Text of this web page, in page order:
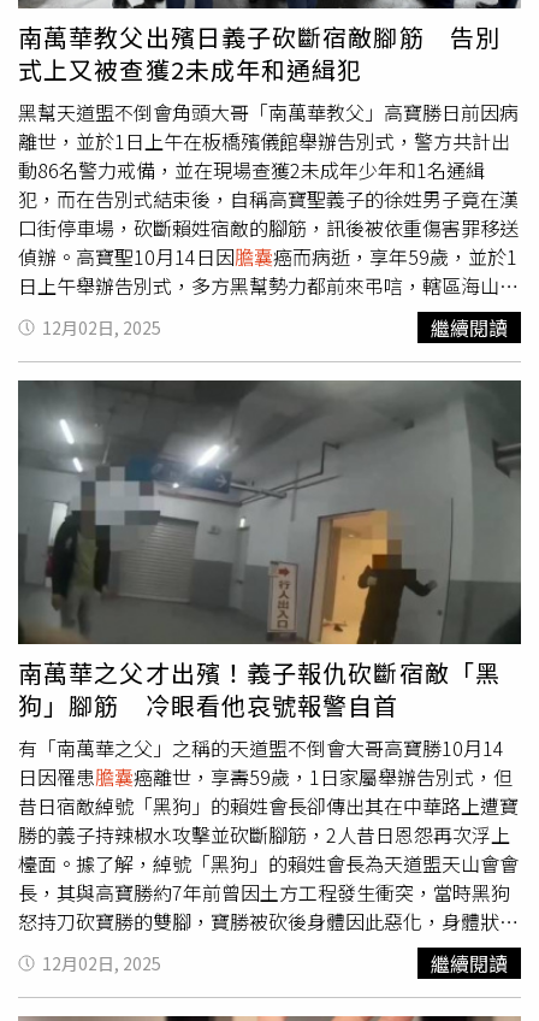
南萬華教父出殯日義子砍斷宿敵腳筋 告別
式上又被查獲2未成年和通緝犯
黑幫天道盟不倒會角頭大哥「南萬華教父」高寶勝日前因病
離世，並於1日上午在板橋殯儀館舉辦告別式，警方共計出
動86名警力戒備，並在現場查獲2未成年少年和1名通緝
犯，而在告別式結束後，自稱高寶聖義子的徐姓男子竟在漢
口街停車場，砍斷賴姓宿敵的腳筋，訊後被依重傷害罪移送
偵辦。高寶聖10月14日因膽囊癌而病逝，享年59歲，並於1
日上午舉辦告別式，多方黑幫勢力都前來弔唁，轄區海山警
分局則不敢大意，執行防制幫派組合公開活動勤務，協請保
安警察大隊、刑事警察大隊及少年警察隊等支援警力，共計
出動86名警力到場戒備。警方則逐一盤查現場人員身分，發
現有2名未成年少年，經帶至新海所後，已通知家屬帶回，
另查獲詐欺通緝犯林男，現場依法逮捕，並移送地檢署偵
辦，告別式則在中午結束。而高寶聖與綽號「黑狗」的賴姓
會長過去多有恩怨，賴男7年前與高因土方工程發生衝突，
賴一氣之下還持刀砍斷高的雙腳，而高被砍後身體每況愈
下，直到去年被診斷出罹患
癌，死前更一直對腳被砍斷
一事耿耿於懷。徐男自稱為了完成義父遺願，掌握賴男行蹤
後，1日下午1時許夥同王男前往中華路與漢口街一段停車場
堵人，立即持辣椒水朝黑狗噴灑，由王男環抱控制黑狗的行
動，徐男則動手砍斷黑狗的腳筋，犯案後還在現場看著黑狗
躺在地上哀嚎，並主動撥打110電話自首，同時表示有人需
要送醫。警方獲報到場後，也立即將2人帶回，並將黑狗緊
急送醫，2名犯嫌則被依法送辦。
12月02日, 2025 繼續閱讀
南萬華之父才出殯！義子報仇砍斷宿敵「黑
狗」腳筋 冷眼看他哀號報警自首
有「南萬華之父」之稱的天道盟不倒會大哥高寶勝10月14
日因罹患膽囊癌離世，享壽59歲，1日家屬舉辦告別式，但
昔日宿敵綽號「黑狗」的賴姓會長卻傳出其在中華路上遭寶
勝的義子持辣椒水攻擊並砍斷腳筋，2人昔日恩怨再次浮上
檯面。據了解，綽號「黑狗」的賴姓會長為天道盟天山會會
長，其與高寶勝約7年前曾因土方工程發生衝突，當時黑狗
怒持刀砍寶勝的雙腳，寶勝被砍後身體因此惡化，身體狀況
更從此每況愈下，直到去年被診斷出罹患
癌，經多次治
療後仍不幸於10月14日病逝。有知情人士指出，黑狗與寶
12月02日, 2025 繼續閱讀